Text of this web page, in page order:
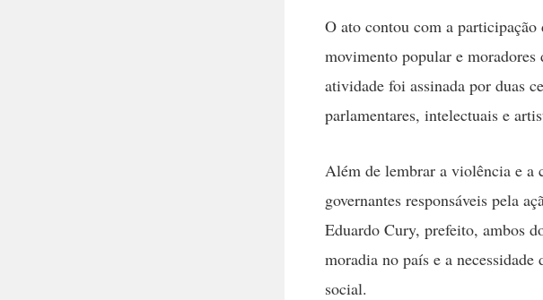
O ato contou com a
movimento popular e moradores
atividade foi assinada por duas
parlamentares, intelectuais e
Além de lembrar a violência e a
governantes responsáveis pela
Eduardo Cury, prefeito, ambos
moradia no país e a
social.